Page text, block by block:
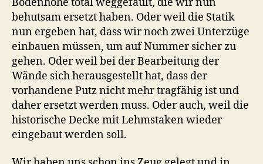
behutsam ersetzt haben. Oder weil die Statik
nun ergeben hat, dass wir noch zwei Unterzüge
einbauen müssen, um auf Nummer sicher zu
gehen. Oder weil bei der Bearbeitung der
Wände sich herausgestellt hat, dass der
vorhandene Putz nicht mehr tragfähig ist und
daher ersetzt werden muss. Oder auch, weil die
historische Decke mit Lehmstaken wieder
eingebaut werden soll.